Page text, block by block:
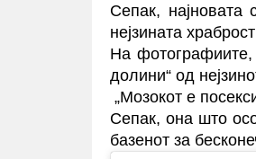
Сепак, најновата
нејзината
На фотографиите,
долини“ од
„Мозокот е
Сепак, она што
базенот за